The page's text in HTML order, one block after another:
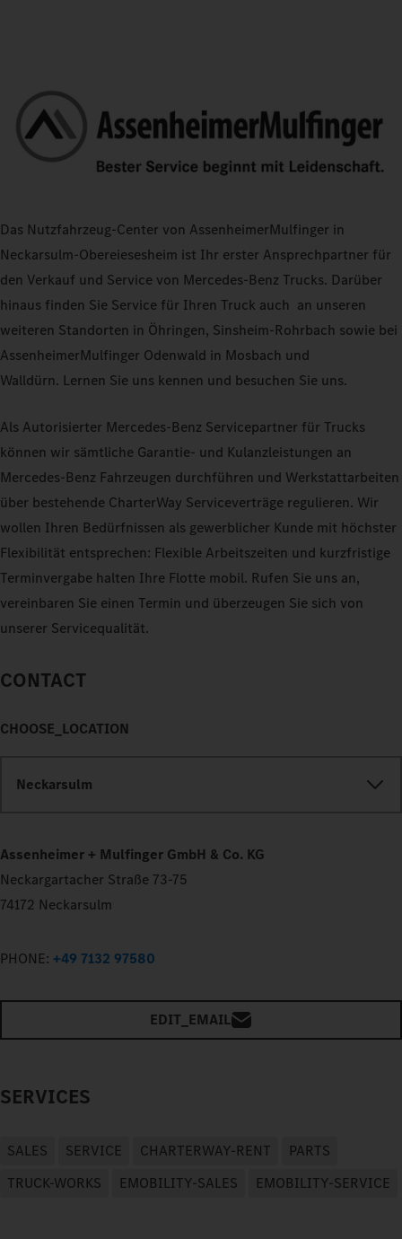
Das Nutzfahrzeug-Center von AssenheimerMulfinger in
Neckarsulm-Obereiesesheim ist Ihr erster Ansprechpartner für
den Verkauf und Service von Mercedes-Benz Trucks. Darüber
hinaus finden Sie Service für Ihren Truck auch an unseren
weiteren Standorten in Öhringen, Sinsheim-Rohrbach sowie bei
AssenheimerMulfinger Odenwald in Mosbach und
Walldürn. Lernen Sie uns kennen und besuchen Sie uns.
Als Autorisierter Mercedes-Benz Servicepartner für Trucks
können wir sämtliche Garantie- und Kulanzleistungen an
Mercedes-Benz Fahrzeugen durchführen und Werkstattarbeiten
über bestehende CharterWay Serviceverträge regulieren. Wir
wollen Ihren Bedürfnissen als gewerblicher Kunde mit höchster
Flexibilität entsprechen: Flexible Arbeitszeiten und kurzfristige
Terminvergabe halten Ihre Flotte mobil. Rufen Sie uns an,
vereinbaren Sie einen Termin und überzeugen Sie sich von
unserer Servicequalität.
CONTACT
CHOOSE_LOCATION
Neckarsulm
Assenheimer + Mulfinger GmbH & Co. KG
Neckargartacher Straße 73-75
74172 Neckarsulm
PHONE: +49 7132 97580
EDIT_EMAIL
SERVICES
SALES SERVICE CHARTERWAY-RENT
PARTS
TRUCK-WORKS
EMOBILITY-SALES EMOBILITY-SERVICE